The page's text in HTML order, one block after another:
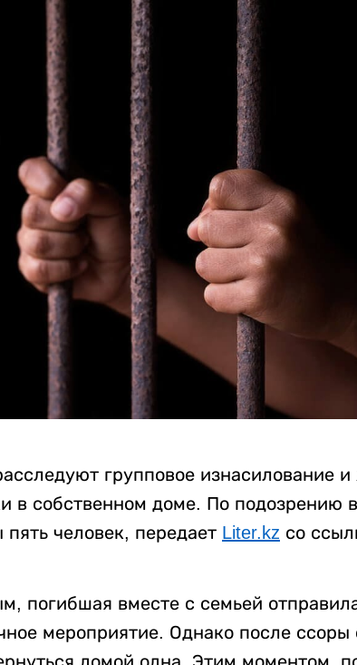
групповое изнасилование и
в собственном доме. По подозрению
человек, передает Liter.kz со
погибшая вместе с семьей
мероприятие. Однако после